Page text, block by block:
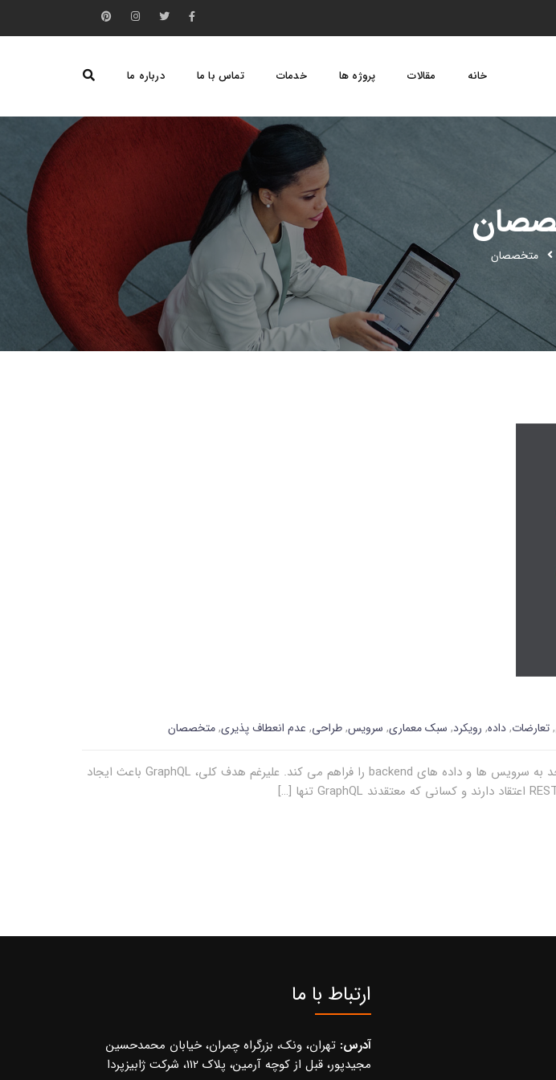
خانه مقالات پروژه ها خدمات تماس با ما درباره ما
متخصصان
,تعارضات,داده, رویکرد, سبک معماری, سرویس,طراحی, عدم انعطاف پذیری,متخصصان
GraphQL برای طراحی API، استایلی جدید عرضه می کند که برای کاربران API، دسترسی واحد به سرویس ها و داده های backend را فراهم می کند. علیرغم هدف کلی، GraphQL باعث ایجاد
ارتباط با ما
آدرس: تهران، ونک، بزرگراه چمران، خیابان محمدحسین
مجیدپور، قبل از کوچه آرمین، پلاک 112، شرکت ژابیزپردا